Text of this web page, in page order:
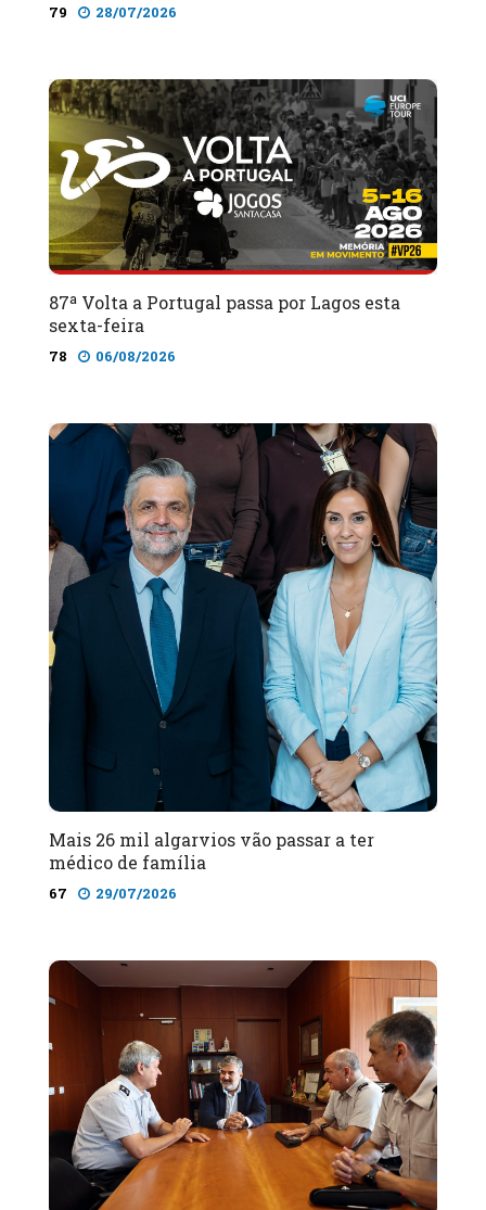
79 28/07/2026
87ª Volta a Portugal passa por Lagos esta
sexta-feira
78 06/08/2026
Mais 26 mil algarvios vão passar a ter
médico de família
67 29/07/2026